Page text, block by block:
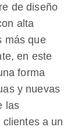
de diseño
alta
más que
en este
forma
y nuevas
las
a un